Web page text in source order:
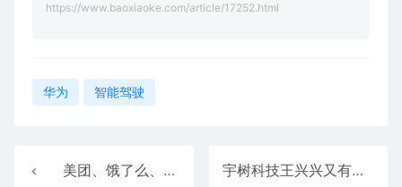
https://www.baoxiaoke.com/article/17252.html
华为 智能驾驶
美团、饿了么、京东集体发声“反内卷” 业界：并非反竞争 执行或面临挑战 宇树科技王兴兴又有新身份：获聘首席科学家